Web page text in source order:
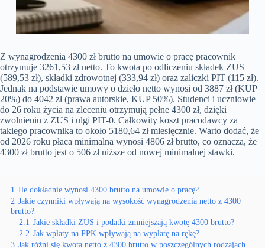
Z wynagrodzenia 4300 zł brutto na umowie o pracę pracownik
otrzymuje 3261,53 zł netto. To kwota po odliczeniu składek ZUS
(589,53 zł), składki zdrowotnej (333,94 zł) oraz zaliczki PIT (115 zł).
Jednak na podstawie umowy o dzieło netto wynosi od 3887 zł (KUP
20%) do 4042 zł (prawa autorskie, KUP 50%). Studenci i uczniowie
do 26 roku życia na zleceniu otrzymują pełne 4300 zł, dzięki
zwolnieniu z ZUS i ulgi PIT-0. Całkowity koszt pracodawcy za
takiego pracownika to około 5180,64 zł miesięcznie. Warto dodać, że
od 2026 roku płaca minimalna wynosi 4806 zł brutto, co oznacza, że
4300 zł brutto jest o 506 zł niższe od nowej minimalnej stawki.
1 Ile dokładnie wynosi 4300 brutto na umowie o pracę?
2 Jakie czynniki wpływają na wysokość wynagrodzenia netto z 4300
brutto?
2.1 Jakie składki ZUS i podatki zmniejszają kwotę 4300 brutto?
2.2 Jak wpłaty na PPK wpływają na wypłatę na rękę?
3 Jak różni się kwota netto z 4300 brutto w poszczególnych rodzajach